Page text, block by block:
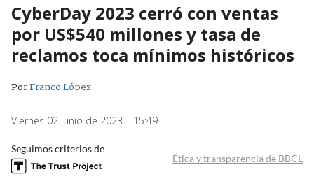
CyberDay 2023 cerró con ventas
por US$540 millones y tasa de
reclamos toca mínimos históricos
PorFranco López
Viernes 02 junio de 2023 | 15:49
Seguimos criterios de
Ética y transparencia de BBCL